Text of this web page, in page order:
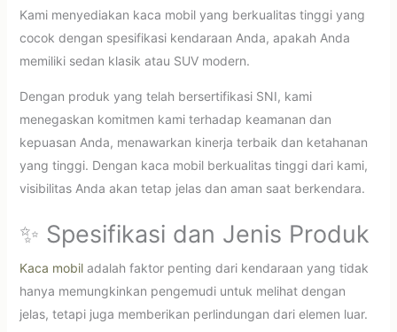
Kami menyediakan kaca mobil yang berkualitas tinggi yang
cocok dengan spesifikasi kendaraan Anda, apakah Anda
memiliki sedan klasik atau SUV modern.
Dengan produk yang telah bersertifikasi SNI, kami
menegaskan komitmen kami terhadap keamanan dan
kepuasan Anda, menawarkan kinerja terbaik dan ketahanan
yang tinggi. Dengan kaca mobil berkualitas tinggi dari kami,
visibilitas Anda akan tetap jelas dan aman saat berkendara.
✨ Spesifikasi dan Jenis Produk
Kaca mobiladalah faktor penting dari kendaraan yang tidak
hanya memungkinkan pengemudi untuk melihat dengan
jelas, tetapi juga memberikan perlindungan dari elemen luar.